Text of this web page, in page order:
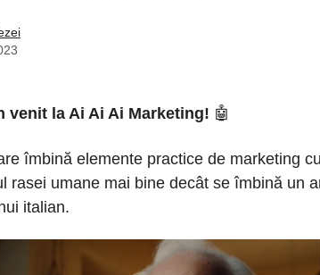
venit la Ai Ai Ai Marketing! 🤖
îmbină elemente practice de marketing
rasei umane mai bine decât se îmbină un
italian.